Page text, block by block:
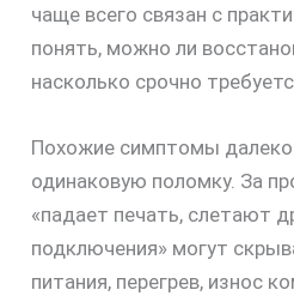
чаще всего связан с
понять, можно ли
насколько срочно
Похожие симптомы далеко
одинаковую поломку. За
«падает печать, слетают
подключения» могут
питания, перегрев, износ